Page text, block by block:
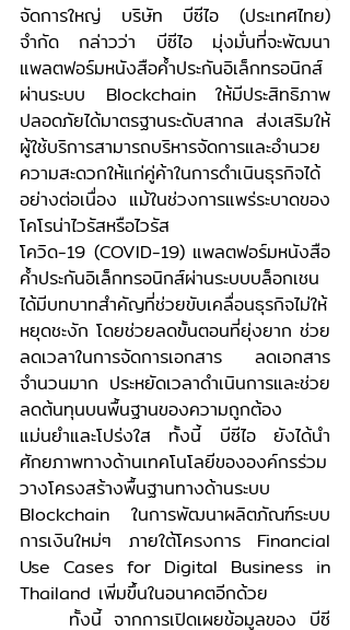
จัดการใหญ่ บริษัท บีซีไอ (ประเทศไทย)
จำกัด กล่าวว่า บีซีไอ มุ่งมั่นที่จะพัฒนา
แพลตฟอร์มหนังสือค้ำประกันอิเล็กทรอนิกส์
ผ่านระบบ Blockchain ให้มีประสิทธิภาพ
ปลอดภัยได้มาตรฐานระดับสากล ส่งเสริมให้
ผู้ใช้บริการสามารถบริหารจัดการและอำนวย
ความสะดวกให้แก่คู่ค้าในการดำเนินธุรกิจได้
อย่างต่อเนื่อง แม้ในช่วงการแพร่ระบาดของ
โคโรน่าไวรัสหรือไวรัส
โควิด-19 (COVID-19) แพลตฟอร์มหนังสือ
ค้ำประกันอิเล็กทรอนิกส์ผ่านระบบบล็อกเชน
ได้มีบทบาทสำคัญที่ช่วยขับเคลื่อนธุรกิจไม่ให้
หยุดชะงัก โดยช่วยลดขั้นตอนที่ยุ่งยาก ช่วย
ลดเวลาในการจัดการเอกสาร ลดเอกสาร
จำนวนมาก ประหยัดเวลาดำเนินการและช่วย
ลดต้นทุนบนพื้นฐานของความถูกต้อง
แม่นยำและโปร่งใส ทั้งนี้ บีซีไอ ยังได้นำ
ศักยภาพทางด้านเทคโนโลยีขององค์กรร่วม
วางโครงสร้างพื้นฐานทางด้านระบบ
Blockchain ในการพัฒนาผลิตภัณฑ์ระบบ
การเงินใหม่ๆ ภายใต้โครงการ Financial
Use Cases for Digital Business in
Thailand เพิ่มขึ้นในอนาคตอีกด้วย